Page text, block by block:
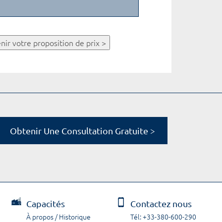
votre proposition de prix >
Obtenir Une Consultation Gratuite >
Capacités
À propos / Historique
Contactez nous
Tél: +33-380-600-290